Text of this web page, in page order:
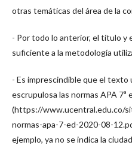
otras temáticas del área de la
- Por todo lo anterior, el título y
suficiente a la metodología
- Es imprescindible que el
escrupulosa las normas APA 7ª
(https://www.ucentral.edu.co/
normas-apa-7-ed-2020-08-
ejemplo, ya no se indica la